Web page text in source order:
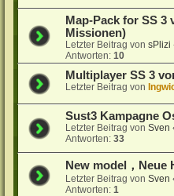
Map-Pack for SS 3
Missionen)
Letzter Beitrag vonsPlizi
Antworten:10
Multiplayer SS 3
Letzter Beitrag von
Sust3 Kampagne
Letzter Beitrag vonSven
Antworten:33
New model，Neue
Letzter Beitrag vonSven
Antworten:1